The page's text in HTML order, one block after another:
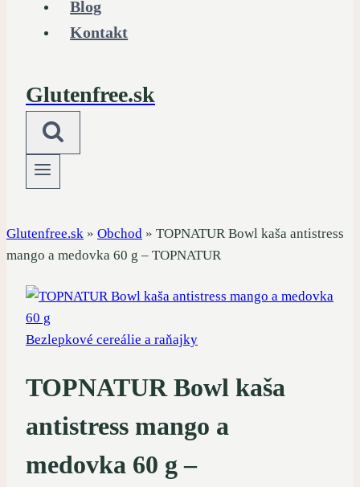
Blog
Kontakt
Glutenfree.sk
Glutenfree.sk » Obchod » TOPNATUR Bowl kaša antistress
mango a medovka 60 g – TOPNATUR
Bezlepkové cereálie a raňajky
TOPNATUR Bowl kaša
antistress mango a
medovka 60 g –